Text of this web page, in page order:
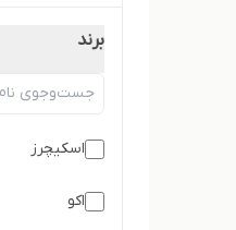
برند
اسکیچرز
اکو